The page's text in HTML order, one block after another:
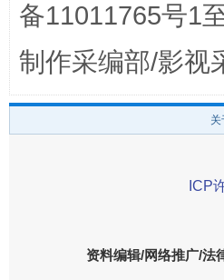
备11011765号1
制作采编部/影视
关
ICP
资料编辑/网络推广/法